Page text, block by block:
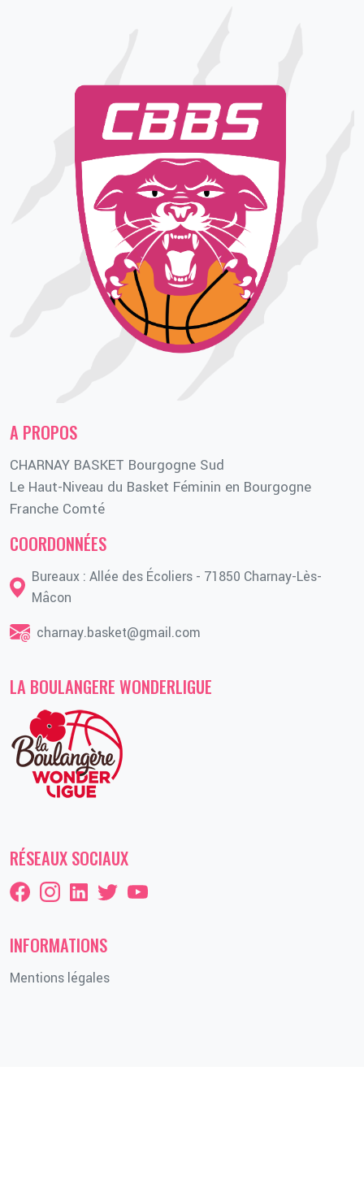
A PROPOS
CHARNAY BASKET Bourgogne Sud
Le Haut-Niveau du Basket Féminin en Bourgogne
Franche Comté
COORDONNÉES
Bureaux : Allée des Écoliers - 71850 Charnay-Lès-
Mâcon
charnay.basket@gmail.com
LA BOULANGERE WONDERLIGUE
RÉSEAUX SOCIAUX
INFORMATIONS
Mentions légales